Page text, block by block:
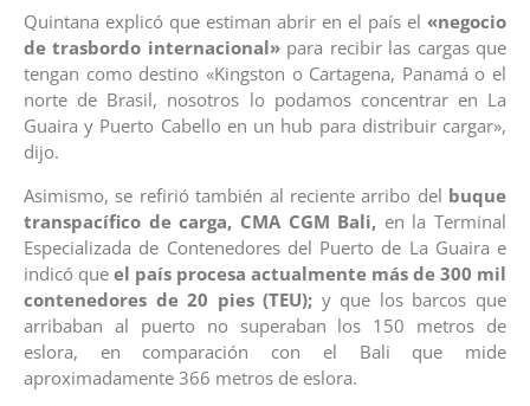
Quintana explicó que estiman abrir en el país el «negocio
de trasbordo internacional»para recibir las cargas que
tengan como destino «Kingston o Cartagena, Panamá o el
norte de Brasil, nosotros lo podamos concentrar en La
Guaira y Puerto Cabello en un hub para distribuir cargar»,
dijo.
Asimismo, se refirió también al reciente arribo del buque
transpacífico de carga, CMA CGM Bali, en la Terminal
Especializada de Contenedores del Puerto de La Guaira e
indicó que el país procesa actualmente más de 300 mil
contenedores de 20 pies (TEU); y que los barcos que
arribaban al puerto no superaban los 150 metros de
eslora, en comparación con el Bali que mide
aproximadamente 366 metros de eslora.